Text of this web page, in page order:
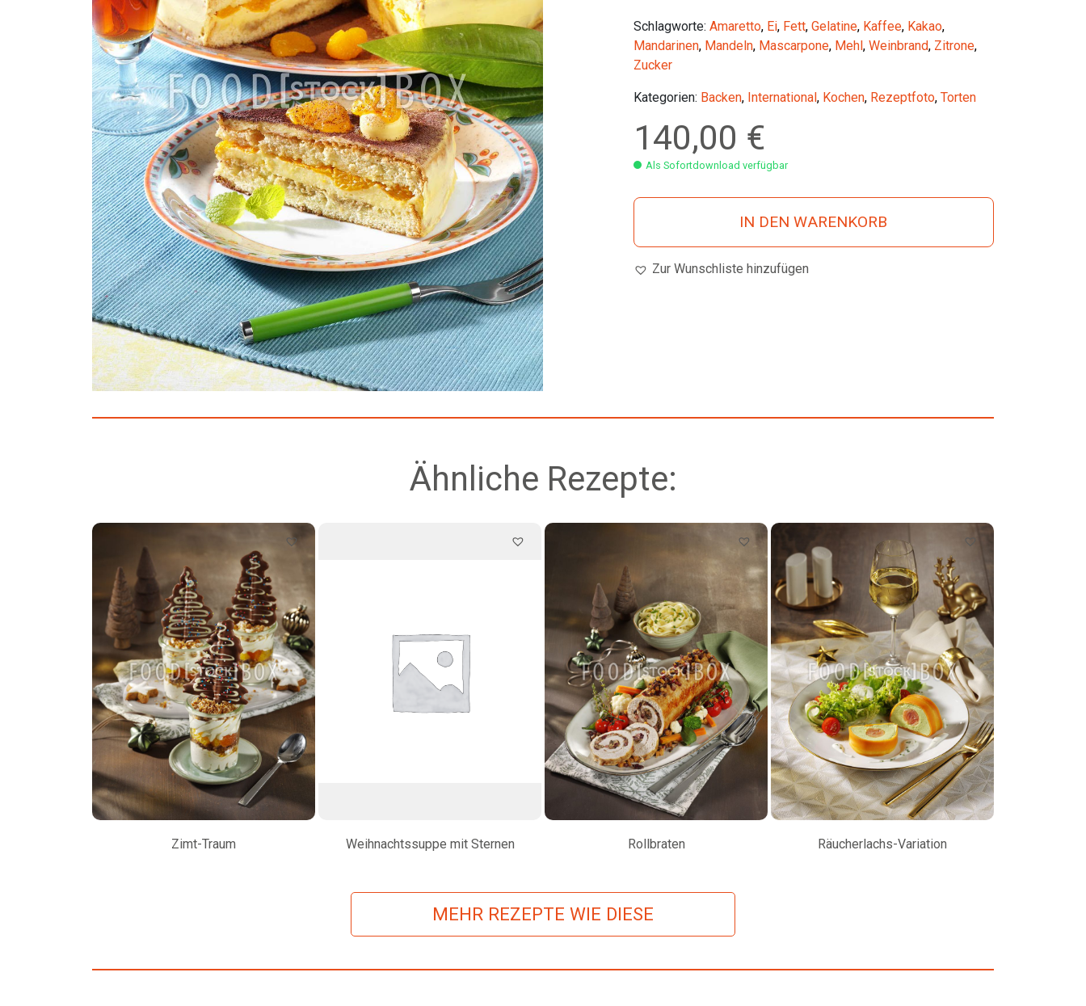
Schlagworte: Amaretto, Ei, Fett, Gelatine, Kaffee, Kakao,
Mandarinen, Mandeln, Mascarpone, Mehl , Weinbrand, Zitrone,
Zucker
Kategorien: Backen, International , Kochen, Rezeptfoto, Torten
140,00 €
Als Sofortdownload verfügbar
IN DEN WARENKORB
Zur Wunschliste hinzufügen
Ähnliche Rezepte:
Zimt-Traum Weihnachtssuppe mit Sternen Rollbraten Räucherlachs-Variation
MEHR REZEPTE WIE DIESE